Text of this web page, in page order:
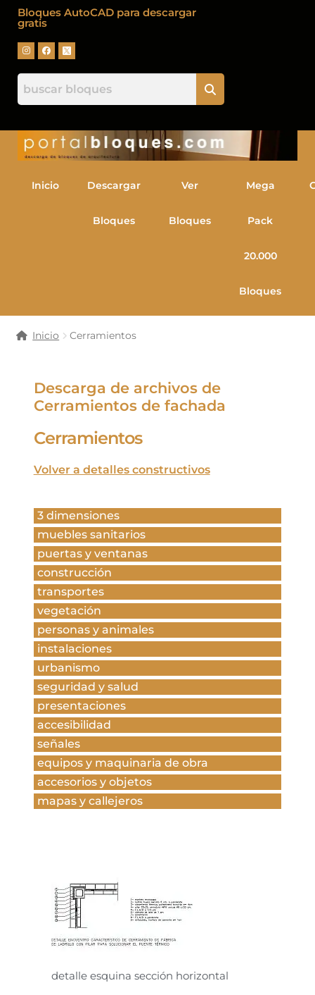
Bloques AutoCAD para descargar
gratis
Inicio Descargar
Bloques
Ver
Bloques
Mega
Pack
20.000
Bloques
Inicio Cerramientos
Descarga de archivos de
Cerramientos de fachada
Cerramientos
Volver a detalles constructivos
3 dimensiones
muebles sanitarios
puertas y ventanas
construcción
transportes
vegetación
personas y animales
instalaciones
urbanismo
seguridad y salud
presentaciones
accesibilidad
señales
equipos y maquinaria de obra
accesorios y objetos
mapas y callejeros
detalle esquina sección horizontal